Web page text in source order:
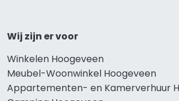
Wij zijn er voor
Winkelen Hoogeveen
Meubel-Woonwinkel Hoogeveen
Appartementen- en Kamerverhuur